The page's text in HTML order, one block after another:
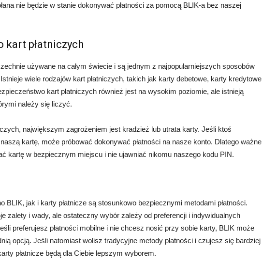
nie będzie w stanie dokonywać płatności za pomocą BLIK-a bez naszej
kart płatniczych
używane na całym świecie i są jednym z najpopularniejszych sposobów
wiele rodzajów kart płatniczych, takich jak karty debetowe, karty kredytowe
kart płatniczych również jest na wysokim poziomie, ale istnieją
należy się liczyć.
największym zagrożeniem jest kradzież lub utrata karty. Jeśli ktoś
kartę, może próbować dokonywać płatności na nasze konto. Dlatego ważne
kartę w bezpiecznym miejscu i nie ujawniać nikomu naszego kodu PIN.
BLIK, jak i karty płatnicze są stosunkowo bezpiecznymi metodami płatności.
zalety i wady, ale ostateczny wybór zależy od preferencji i indywidualnych
preferujesz płatności mobilne i nie chcesz nosić przy sobie karty, BLIK może
opcją. Jeśli natomiast wolisz tradycyjne metody płatności i czujesz się bardziej
płatnicze będą dla Ciebie lepszym wyborem.